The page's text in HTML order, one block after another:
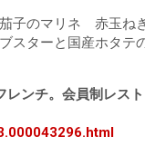
子のマリネ 赤玉ね
スターと国産ホタ
ンチ。会員制レス